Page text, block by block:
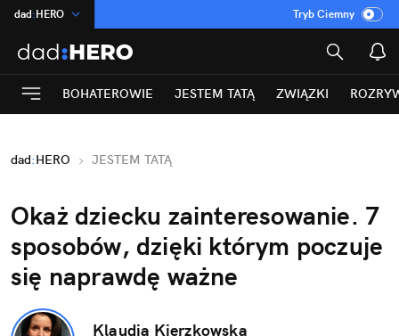
dad:HERO
:Temat
INN:Poland
ASZ:dziennik
Rozrywka
Tryb Ciemny
BOHATEROWIE JESTEM TATĄ ZWIĄZKI
dad:HERO JESTEM TATĄ
Okaż dziecku zainteresowanie. 7
sposobów, dzięki którym poczuje
się naprawdę ważne
Klaudia Kierzkowska